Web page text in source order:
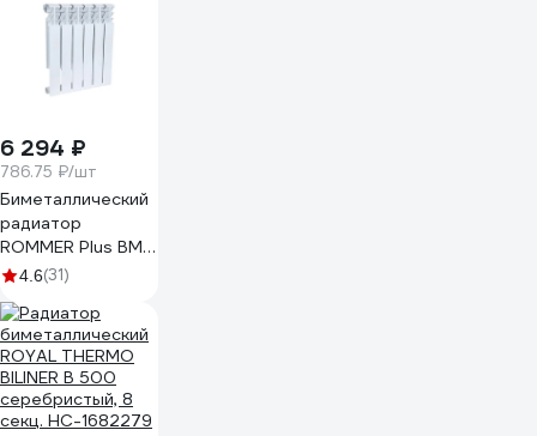
RG00908P2L47DF
6 294 ₽
786.75 ₽/шт
Биметаллический
радиатор
ROMMER Plus BM
500 8 секций
4.6(31)